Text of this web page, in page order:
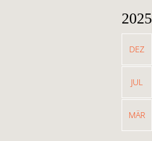
2025
DEZ
JUL
MÄR